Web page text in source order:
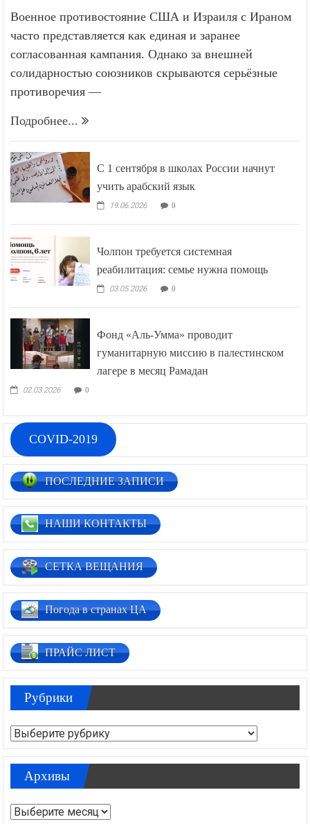
часто представляется как единая и заранее
согласованная кампания. Однако за внешней
солидарностью союзников скрываются серьёзные
противоречия —
учить арабский язык
19.06.2026 0
реабилитация: семье нужна помощь
03.05.2026 0
гуманитарную миссию в палестинском
лагере в месяц Рамадан
COVID-2019
ПОСЛЕДНИЕ ЗАПИСИ
НАШИ КОНТАКТЫ
СЕТКА ВЕЩАНИЯ
Погода в странах ЦА
ПРАЙС ЛИСТ
Рубрики
Архивы